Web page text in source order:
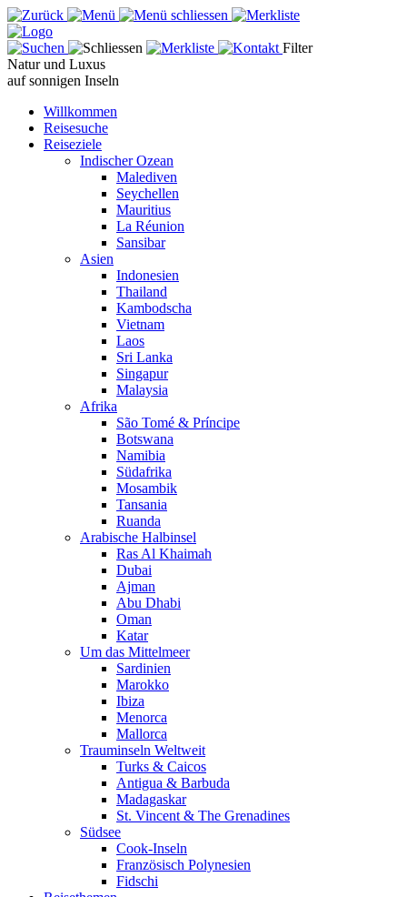
Filter
Natur und Luxus
auf sonnigen Inseln
Willkommen
Reisesuche
Reiseziele
Indischer Ozean
Malediven
Seychellen
Mauritius
La Réunion
Sansibar
Asien
Indonesien
Thailand
Kambodscha
Vietnam
Laos
Sri Lanka
Singapur
Malaysia
Afrika
São Tomé & Príncipe
Botswana
Namibia
Südafrika
Mosambik
Tansania
Ruanda
Arabische Halbinsel
Ras Al Khaimah
Dubai
Ajman
Abu Dhabi
Oman
Katar
Um das Mittelmeer
Sardinien
Marokko
Ibiza
Menorca
Mallorca
Trauminseln Weltweit
Turks & Caicos
Antigua & Barbuda
Madagaskar
St. Vincent & The Grenadines
Südsee
Cook-Inseln
Französisch Polynesien
Fidschi